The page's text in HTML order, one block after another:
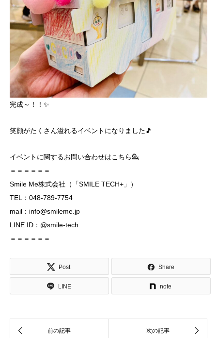
完成～！！✨
笑顔がたくさん溢れるイベントになりました🎵
イベントに関するお問い合わせはこちら💁
＝＝＝＝＝＝
Smile Me株式会社（「SMILE TECH+」）
TEL：048-789-7754
mail：info@smileme.jp
LINE ID：@smile-tech
＝＝＝＝＝＝
Post Share
LINE note